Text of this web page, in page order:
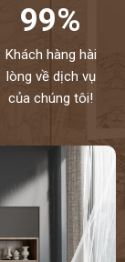
99%
Khách hàng hài
lòng về dịch vụ
của chúng tôi!